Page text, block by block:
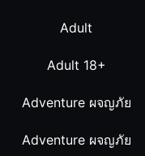
Adult
Adult 18+
Adventure ผจญภัย
Adventure ผจญภัย